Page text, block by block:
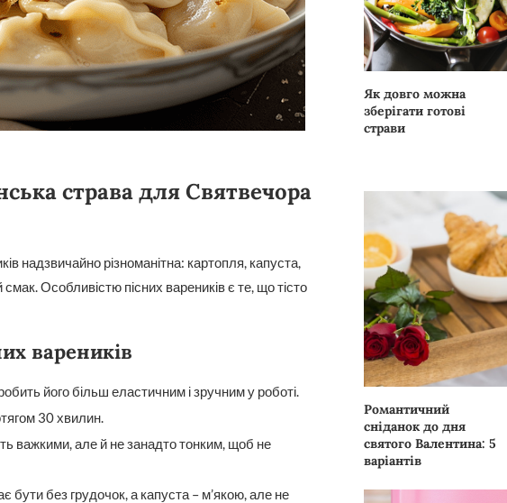
страва для Святвечора
надзвичайно різноманітна: картопля, капуста,
Особливістю пісних вареників є те, що тісто
вареників
його більш еластичним і зручним у роботі.
30 хвилин.
важкими, але й не занадто тонким, щоб не
без грудочок, а капуста – м’якою, але не
Як довго можна
зберігати готові
страви
Романтичний
сніданок до дня
святого Валентина: 5
варіантів